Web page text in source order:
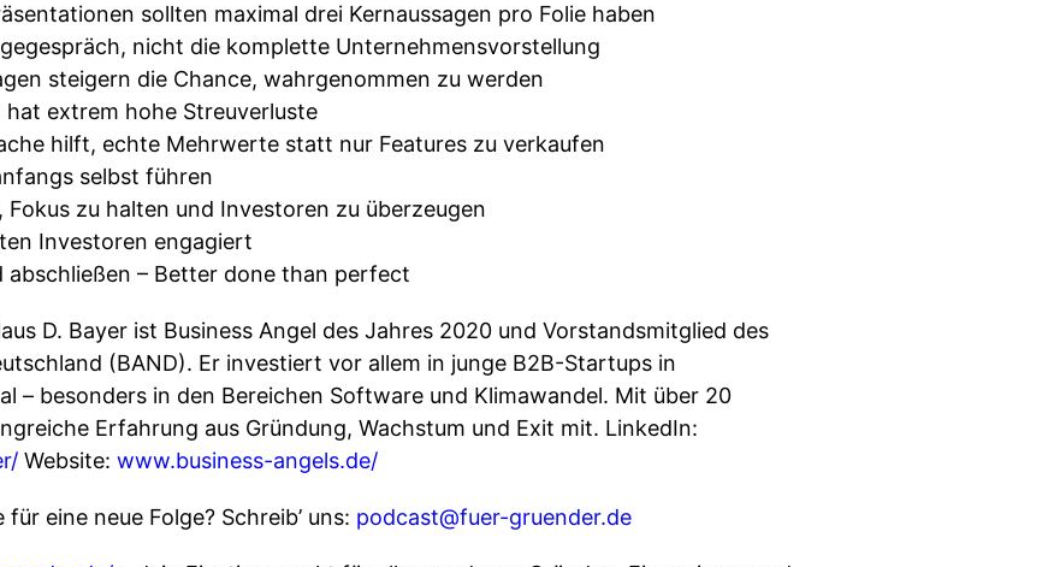
sollten maximal drei Kernaussagen pro Folie haben
nicht die komplette Unternehmensvorstellung
steigern die Chance, wahrgenommen zu werden
hat extrem hohe Streuverluste
hilft, echte Mehrwerte statt nur Features zu verkaufen
selbst führen
Fokus zu halten und Investoren zu überzeugen
Investoren engagiert
abschließen – Better done than perfect
D. Bayer ist Business Angel des Jahres 2020 und Vorstandsmitglied des
(BAND). Er investiert vor allem in junge B2B-Startups in
– besonders in den Bereichen Software und Klimawandel. Mit über 20
Erfahrung aus Gründung, Wachstum und Exit mit. LinkedIn:
Website: www.business-angels.de/
eine neue Folge? Schreib’ uns: podcast@fuer-gruender.de